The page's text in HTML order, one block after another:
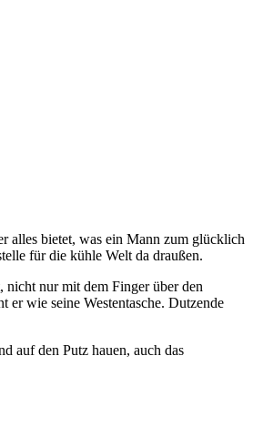
alles bietet, was ein Mann zum glücklich
für die kühle Welt da draußen.
nur mit dem Finger über den
wie seine Westentasche. Dutzende
auf den Putz hauen, auch das